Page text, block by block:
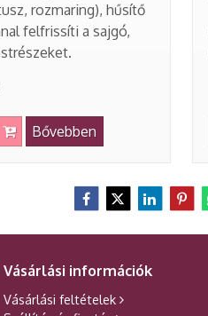
rozmaring), hűsítő
felfrissíti a sajgó,
Bővebben
Vásárlási információk
Vásárlási feltételek